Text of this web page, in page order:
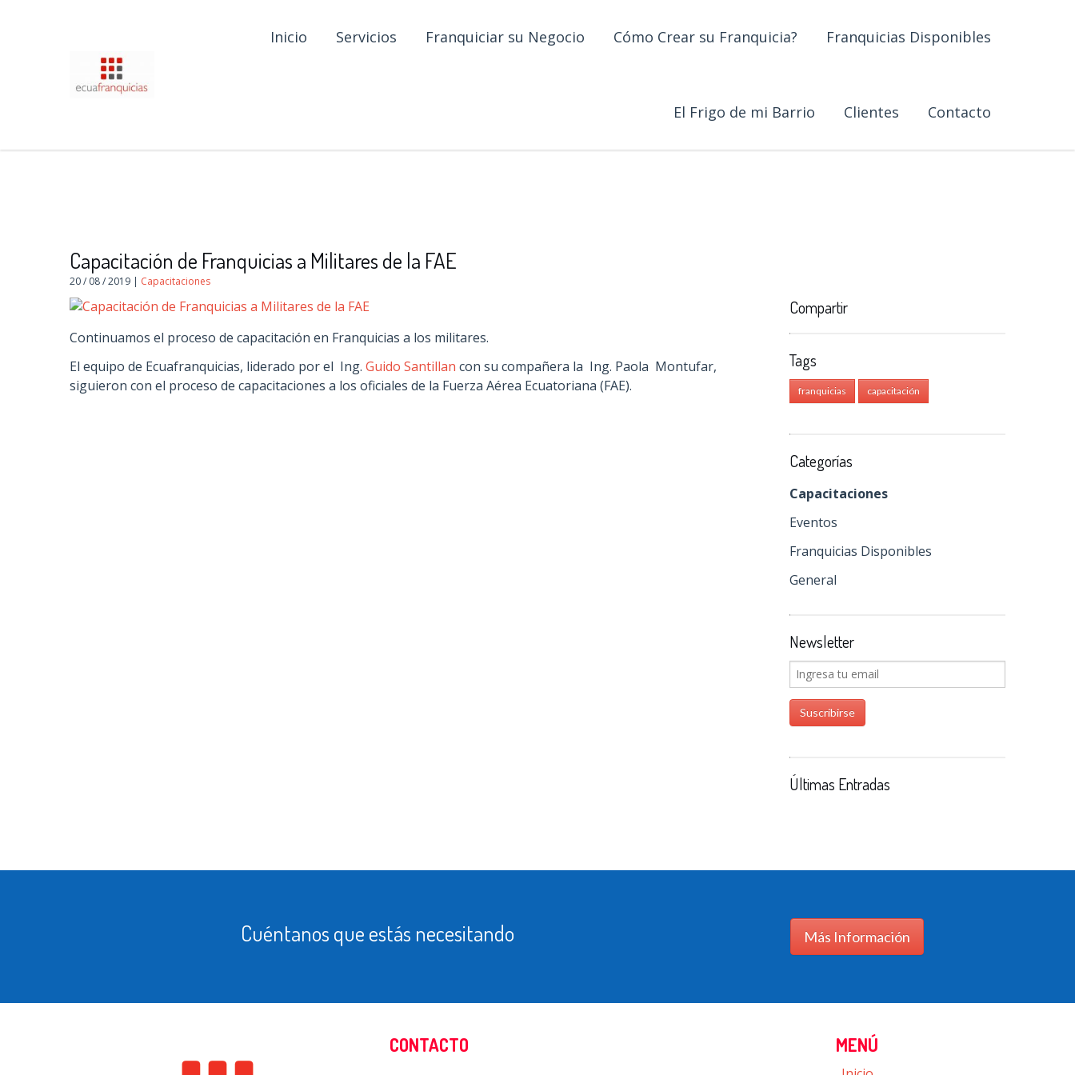
Inicio Servicios Franquiciar su Negocio Cómo Crear su Franquicia? Franquicias Disponibles
El Frigo de mi Barrio Clientes Contacto
Capacitación de Franquicias a Militares de la FAE
20 / 08 / 2019 | Capacitaciones
Continuamos el proceso de capacitación en Franquicias a los militares.
El equipo de Ecuafranquicias, liderado por el Ing. Guido Santillan con su compañera la Ing. Paola Montufar,
siguieron con el proceso de capacitaciones a los oficiales de la Fuerza Aérea Ecuatoriana (FAE).
Compartir
Tags
franquicias capacitación
Categorías
Capacitaciones
Eventos
Franquicias Disponibles
General
Newsletter
Últimas Entradas
Cuéntanos que estás necesitando Más Información
CONTACTO MENÚ